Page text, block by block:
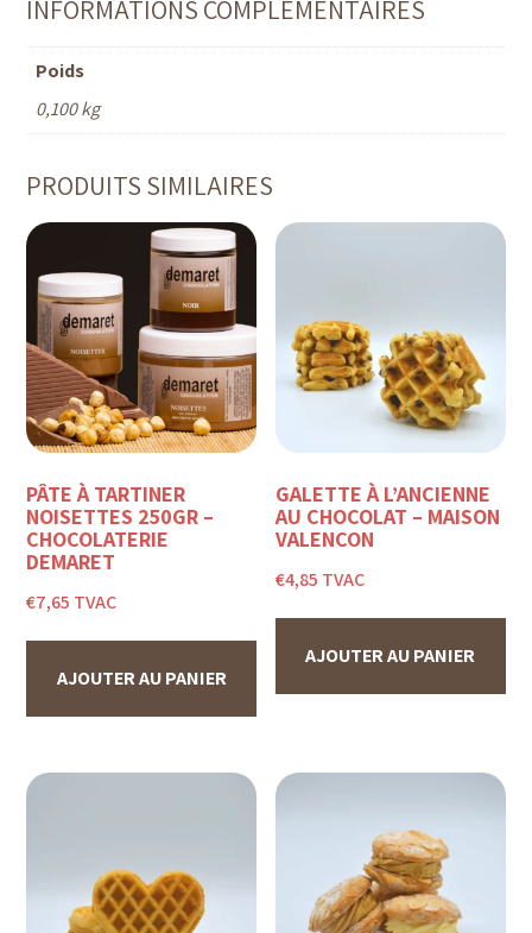
INFORMATIONS COMPLÉMENTAIRES
Poids
0,100 kg
PRODUITS SIMILAIRES
PÂTE À TARTINER
NOISETTES 250GR –
CHOCOLATERIE
DEMARET
€7,65 TVAC
AJOUTER AU PANIER
GALETTE À L’ANCIENNE
AU CHOCOLAT – MAISON
VALENÇON
€4,85 TVAC
AJOUTER AU PANIER